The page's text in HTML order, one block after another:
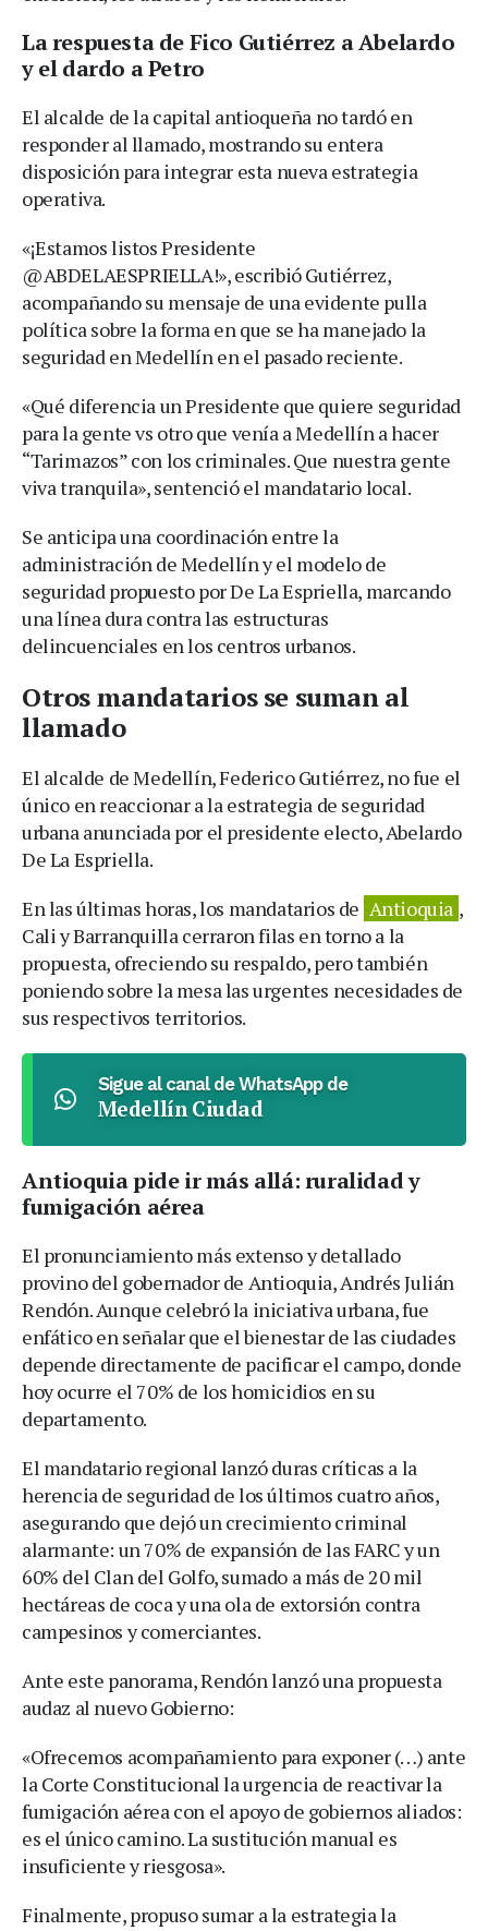
La respuesta de Fico Gutiérrez a Abelardo
y el dardo a Petro
El alcalde de la capital antioqueña no tardó en
responder al llamado, mostrando su entera
disposición para integrar esta nueva estrategia
operativa.
«¡Estamos listos Presidente
@ABDELAESPRIELLA!», escribió Gutiérrez,
acompañando su mensaje de una evidente pulla
política sobre la forma en que se ha manejado la
seguridad en Medellín en el pasado reciente.
«Qué diferencia un Presidente que quiere seguridad
para la gente vs otro que venía a Medellín a hacer
“Tarimazos” con los criminales. Que nuestra gente
viva tranquila», sentenció el mandatario local.
Se anticipa una coordinación entre la
administración de Medellín y el modelo de
seguridad propuesto por De La Espriella, marcando
una línea dura contra las estructuras
delincuenciales en los centros urbanos.
Otros mandatarios se suman al
llamado
El alcalde de Medellín, Federico Gutiérrez, no fue el
único en reaccionar a la estrategia de seguridad
urbana anunciada por el presidente electo, Abelardo
De La Espriella.
En las últimas horas, los mandatarios de Antioquia ,
Cali y Barranquilla cerraron filas en torno a la
propuesta, ofreciendo su respaldo, pero también
poniendo sobre la mesa las urgentes necesidades de
sus respectivos territorios.
Sigue al canal de WhatsApp de
Medellín Ciudad
Antioquia pide ir más allá: ruralidad y
fumigación aérea
El pronunciamiento más extenso y detallado
provino del gobernador de Antioquia, Andrés Julián
Rendón. Aunque celebró la iniciativa urbana, fue
enfático en señalar que el bienestar de las ciudades
depende directamente de pacificar el campo, donde
hoy ocurre el 70% de los homicidios en su
departamento.
El mandatario regional lanzó duras críticas a la
herencia de seguridad de los últimos cuatro años,
asegurando que dejó un crecimiento criminal
alarmante: un 70% de expansión de las FARC y un
60% del Clan del Golfo, sumado a más de 20 mil
hectáreas de coca y una ola de extorsión contra
campesinos y comerciantes.
Ante este panorama, Rendón lanzó una propuesta
audaz al nuevo Gobierno:
«Ofrecemos acompañamiento para exponer (…) ante
la Corte Constitucional la urgencia de reactivar la
fumigación aérea con el apoyo de gobiernos aliados:
es el único camino. La sustitución manual es
insuficiente y riesgosa».
Finalmente, propuso sumar a la estrategia la